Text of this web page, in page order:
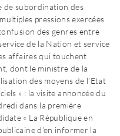
de subordination des
pressions exercées
des genres entre
de la Nation et service
affaires qui touchent
dont le ministre de la
des moyens de l’Etat
» : la visite annoncée du
dans la première
« La République en
d’en informer la